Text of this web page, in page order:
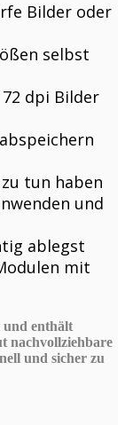
Bilder oder
selbst
dpi Bilder
tun haben
und
ablegst
mit
enthält
nachvollziehbare
und sicher zu